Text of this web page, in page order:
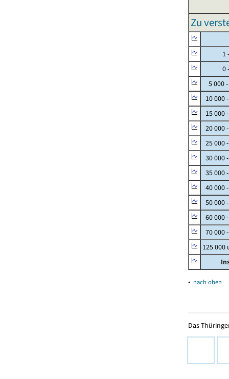
Zu
1 -
0 -
5 000
10 000
15 000
20 000
25 000
30 000
35 000
40 000
50 000
60 000
70 000
125
▴ nach oben
Das